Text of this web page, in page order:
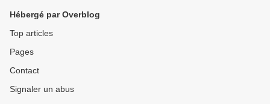
Hébergé par Overblog
Top articles
Pages
Contact
Signaler un abus